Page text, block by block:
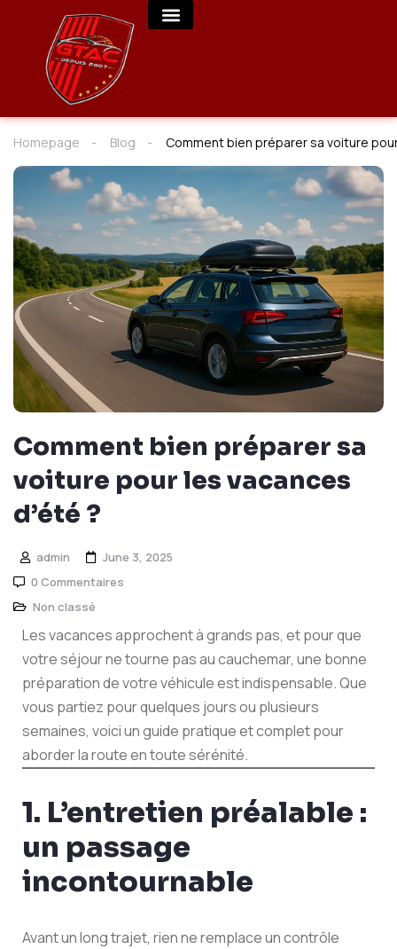
Homepage Blog Comment bien préparer sa voiture
Comment bien préparer sa
voiture pour les vacances
d’été ?
admin
June 3, 2025
0 Commentaires
Non classé
Les vacances approchent à grands pas, et pour que
votre séjour ne tourne pas au cauchemar, une bonne
préparation de votre véhicule est indispensable. Que
vous partiez pour quelques jours ou plusieurs
semaines, voici un guide pratique et complet pour
aborder la route en toute sérénité.
1. L’entretien préalable :
un passage
incontournable
Avant un long trajet, rien ne remplace un contrôle